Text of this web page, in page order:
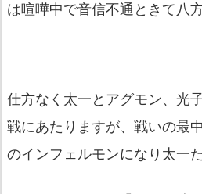
は喧嘩中で音信不通ときて八
仕方なく太一とアグモン、光
戦にあたりますが、戦いの最
のインフェルモンになり太一